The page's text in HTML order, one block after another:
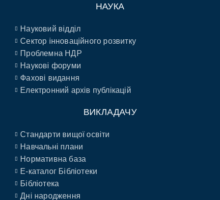
НАУКА
Науковий відділ
Сектор інноваційного розвитку
Проблемна НДР
Наукові форуми
Фахові видання
Електронний архів публікацій
ВИКЛАДАЧУ
Стандарти вищої освіти
Навчальні плани
Нормативна база
E-каталог Бібліотеки
Бібліотека
Дні народження